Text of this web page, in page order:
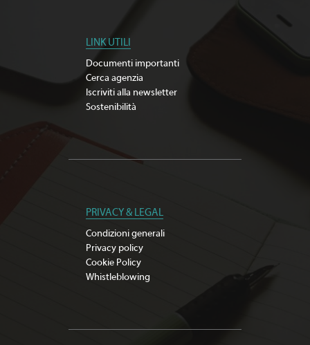
LINK UTILI
Documenti importanti
Cerca agenzia
Iscriviti alla newsletter
Sostenibilità
PRIVACY & LEGAL
Condizioni generali
Privacy policy
Cookie Policy
Whistleblowing